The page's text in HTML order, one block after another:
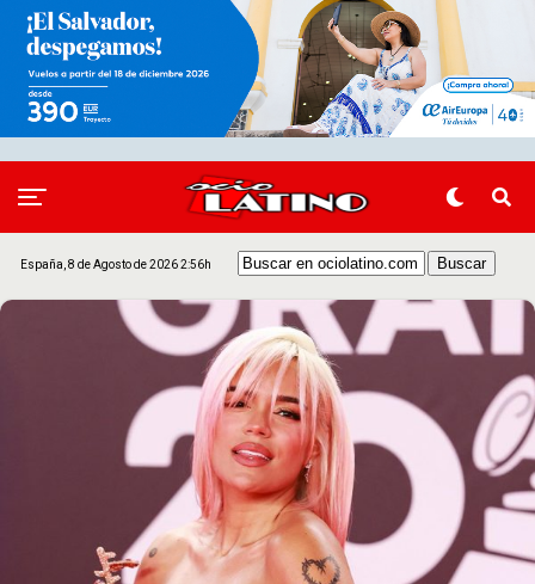
España, 8 de Agosto de 2026 2:56h